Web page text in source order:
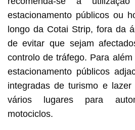
estacionamento públicos ou
longo da Cotai Strip, fora da
de evitar que sejam
controlo de tráfego. Para
estacionamento públicos
integradas de turismo e lazer
vários lugares para
motociclos.